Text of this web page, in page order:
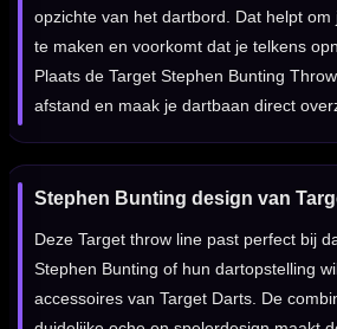
opzichte van het dartbord. Dat helpt
te maken en voorkomt dat je telkens
Plaats de Target Stephen Bunting
afstand en maak je dartbaan direct
Stephen Bunting design van
Deze Target throw line past perfect bij
Stephen Bunting of hun dartopstelling
accessoires van Target Darts. De